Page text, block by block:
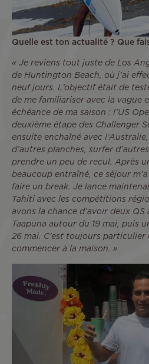
Quelle est ton actualité ? Que
« Je reviens tout juste de Los
de Huntington Beach, où j’ai
neuf jours. L’objectif était de
de me familiariser avec la vague
échéance de ma saison : l’US
deuxième étape des Challenger
ensuite enchaîné avec
d’autres planches, surfer
prendre un peu de recul. Après
beaucoup entraîné, ce séjour
faire un break. Je lance
Tahiti avec les compétitions
avons la chance d’avoir deux QS
Taapuna autour du 19 mai, puis
26 mai. C’est toujours
commencer à la maison. »